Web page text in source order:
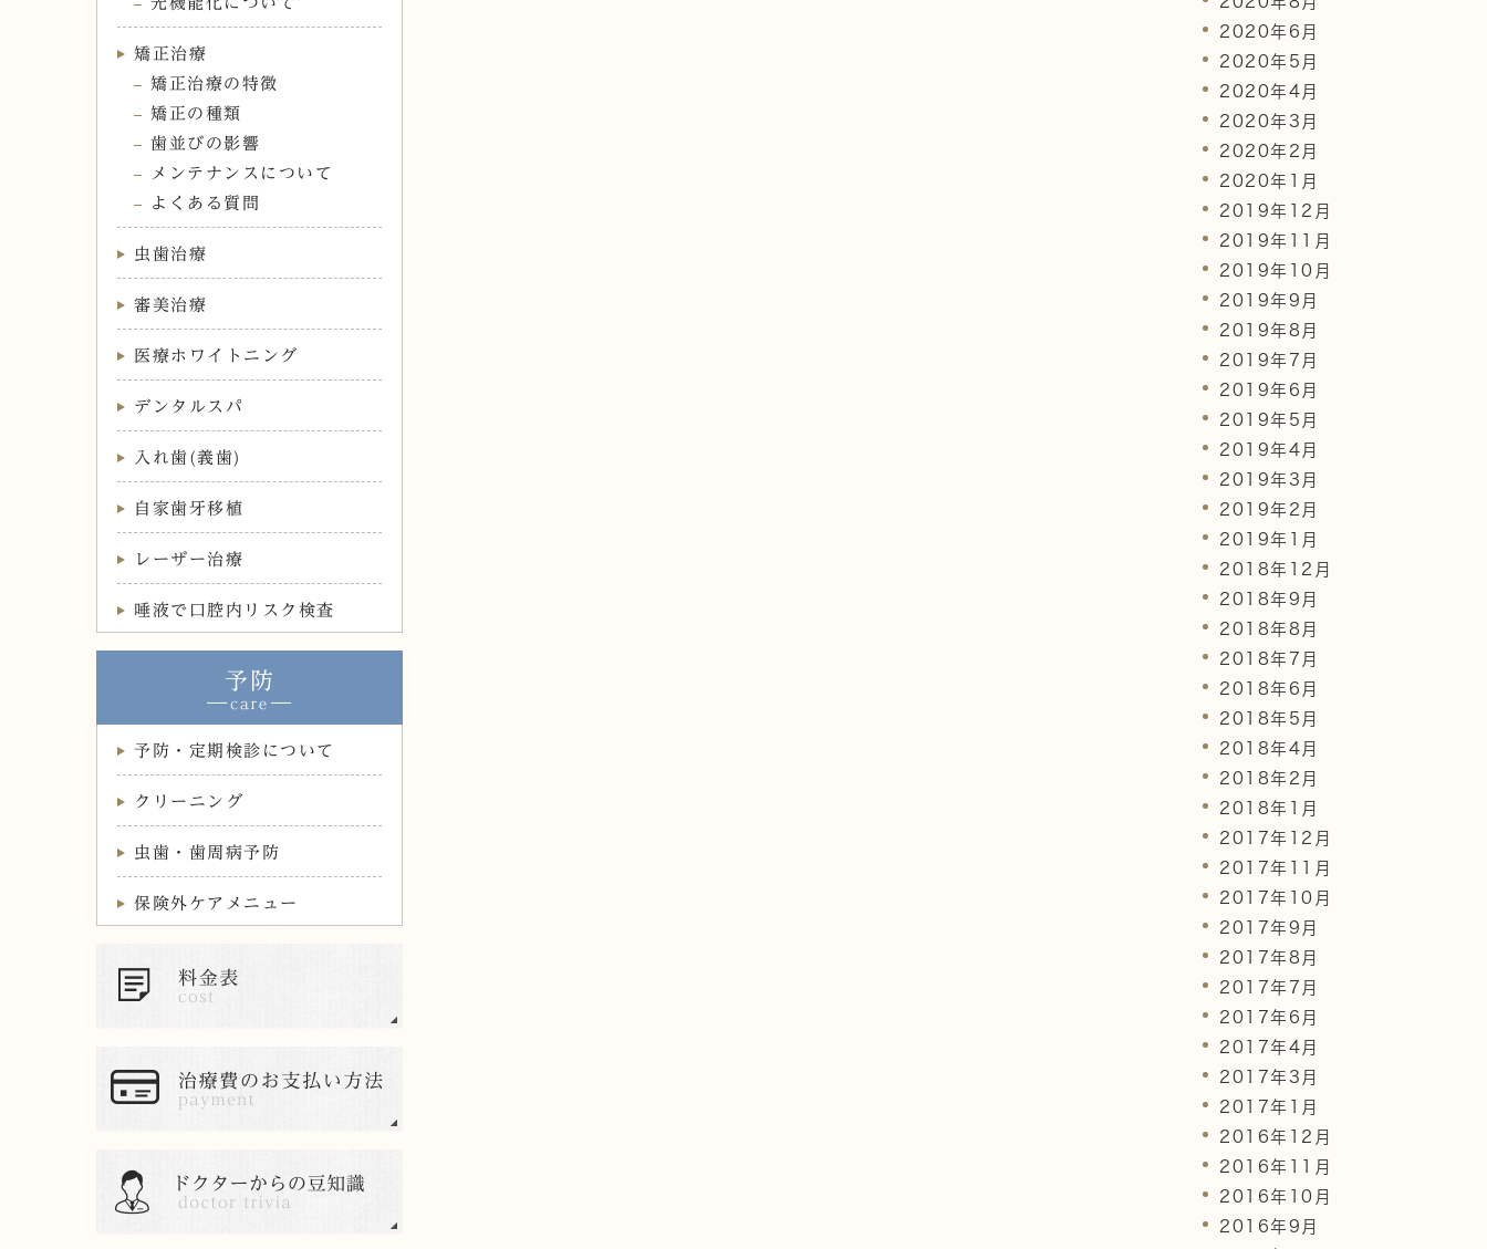
2020年6月
2020年5月
2020年4月
2020年3月
2020年2月
2020年1月
2019年12月
2019年11月
2019年10月
2019年9月
2019年8月
2019年7月
2019年6月
2019年5月
2019年4月
2019年3月
2019年2月
2019年1月
2018年12月
2018年9月
2018年8月
2018年7月
2018年6月
2018年5月
2018年4月
2018年2月
2018年1月
2017年12月
2017年11月
2017年10月
2017年9月
2017年8月
2017年7月
2017年6月
2017年4月
2017年3月
2017年1月
2016年12月
2016年11月
2016年10月
2016年9月
矯正治療
矯正治療の特徴
矯正の種類
歯並びの影響
メンテナンスについて
よくある質問
虫歯治療
審美治療
医療ホワイトニング
デンタルスパ
入れ歯(義歯)
自家歯牙移植
レーザー治療
唾液で口腔内リスク検査
予防
予防・定期検診について
クリーニング
虫歯・歯周病予防
保険外ケアメニュー